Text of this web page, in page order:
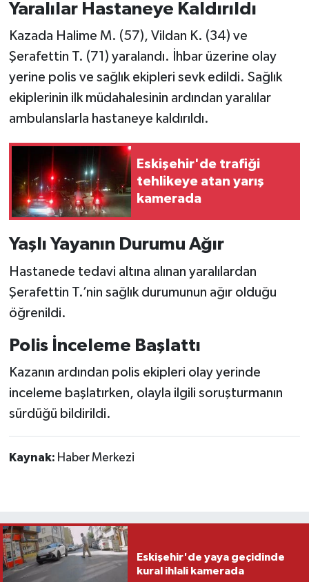
Yaralılar Hastaneye Kaldırıldı
Kazada Halime M. (57), Vildan K. (34) ve
Şerafettin T. (71) yaralandı. İhbar üzerine olay
yerine polis ve sağlık ekipleri sevk edildi. Sağlık
ekiplerinin ilk müdahalesinin ardından yaralılar
ambulanslarla hastaneye kaldırıldı.
Eskişehir'de trafiği
tehlikeye atan yarış
kamerada
Yaşlı Yayanın Durumu Ağır
Hastanede tedavi altına alınan yaralılardan
Şerafettin T.’nin sağlık durumunun ağır olduğu
öğrenildi.
Polis İnceleme Başlattı
Kazanın ardından polis ekipleri olay yerinde
inceleme başlatırken, olayla ilgili soruşturmanın
sürdüğü bildirildi.
Kaynak: Haber Merkezi
Eskişehir'de yaya geçidinde
kural ihlali kamerada